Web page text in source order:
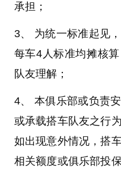
承担；
3、 为统一标准起见
每车4人标准均摊核
队友理解；
4、 本俱乐部或负责
或承载搭车队友之行
如出现意外情况，搭
相关额度或俱乐部投